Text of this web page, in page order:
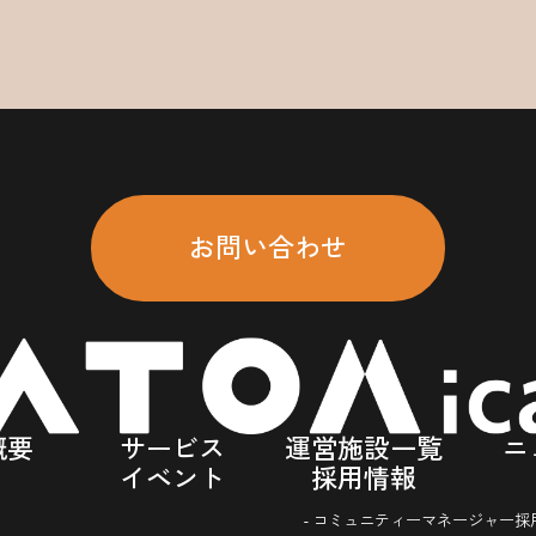
お問い合わせ
要 サービス 運営施設一覧
ニ
イベント
採用情報
- コミュニティーマネージャー採